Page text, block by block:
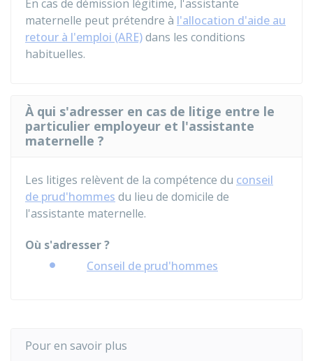
En cas de démission légitime, l'assistante
maternelle peut prétendre à l'allocation d'aide au
retour à l'emploi (ARE)dans les conditions
habituelles.
À qui s'adresser en cas de litige entre le
particulier employeur et l'assistante
maternelle ?
Les litiges relèvent de la compétence du conseil
de prud'hommes du lieu de domicile de
l'assistante maternelle.
Où s'adresser ?
Conseil de prud'hommes
Pour en savoir plus